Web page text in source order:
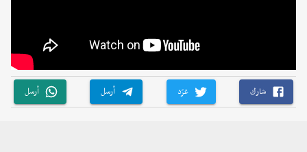
شارك غرّد أرسل أرسل